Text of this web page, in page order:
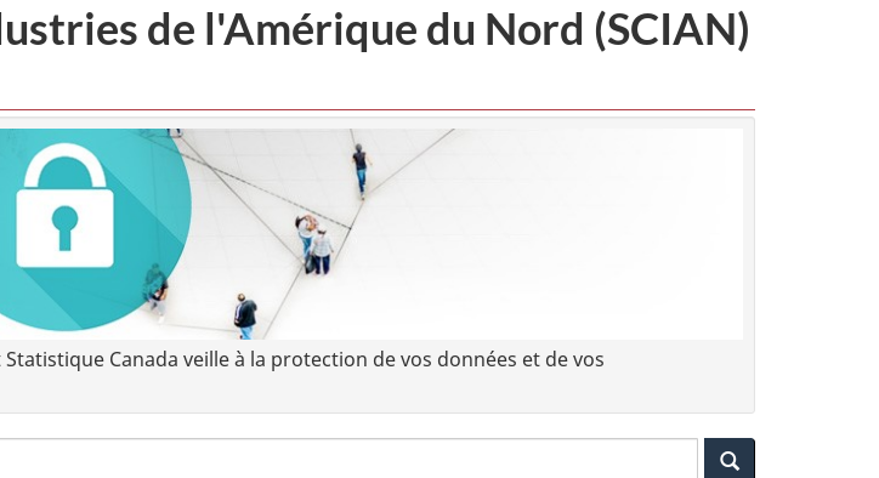
de l'Amérique du Nord (SCIAN)
Canada veille à la protection de vos données et de vos